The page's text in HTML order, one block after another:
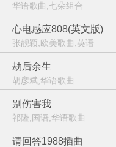
华语歌曲,七朵组合
心电感应808(英文版)
张靓颖,欧美歌曲,英语
劫后余生
胡彦斌,华语歌曲
别伤害我
祁隆,国语,华语歌曲
请回答1988插曲